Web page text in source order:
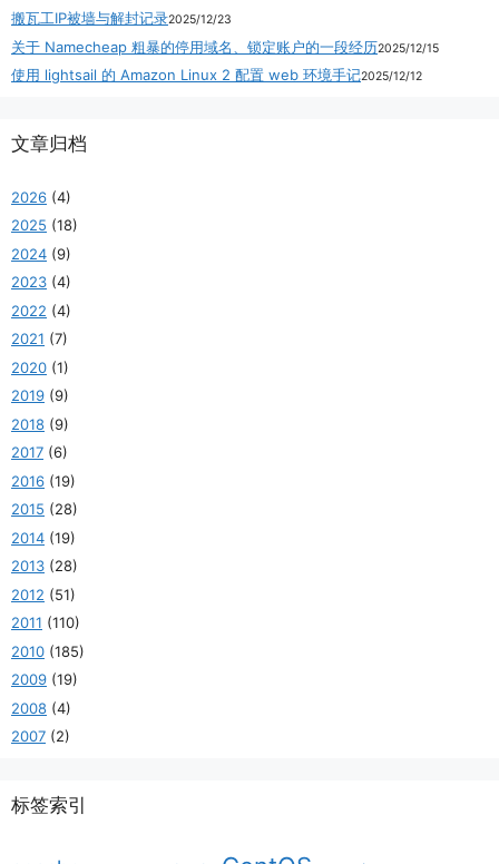
搬瓦工IP被墙与解封记录2025/12/23
关于 Namecheap 粗暴的停用域名、锁定账户的一段经历2025/12/15
使用 lightsail 的 Amazon Linux 2 配置 web 环境手记2025/12/12
文章归档
2026 (4)
2025 (18)
2024 (9)
2023 (4)
2022 (4)
2021 (7)
2020 (1)
2019 (9)
2018 (9)
2017 (6)
2016 (19)
2015 (28)
2014 (19)
2013 (28)
2012 (51)
2011 (110)
2010 (185)
2009 (19)
2008 (4)
2007 (2)
标签索引